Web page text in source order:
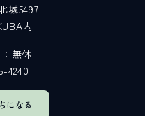
になる
城5497
内
：無休
4240